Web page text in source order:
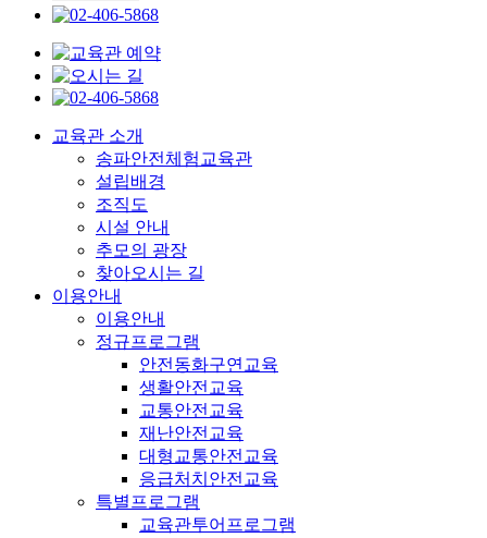
교육관 소개
송파안전체험교육관
설립배경
조직도
시설 안내
추모의 광장
찾아오시는 길
이용안내
이용안내
정규프로그램
안전동화구연교육
생활안전교육
교통안전교육
재난안전교육
대형교통안전교육
응급처치안전교육
특별프로그램
교육관투어프로그램